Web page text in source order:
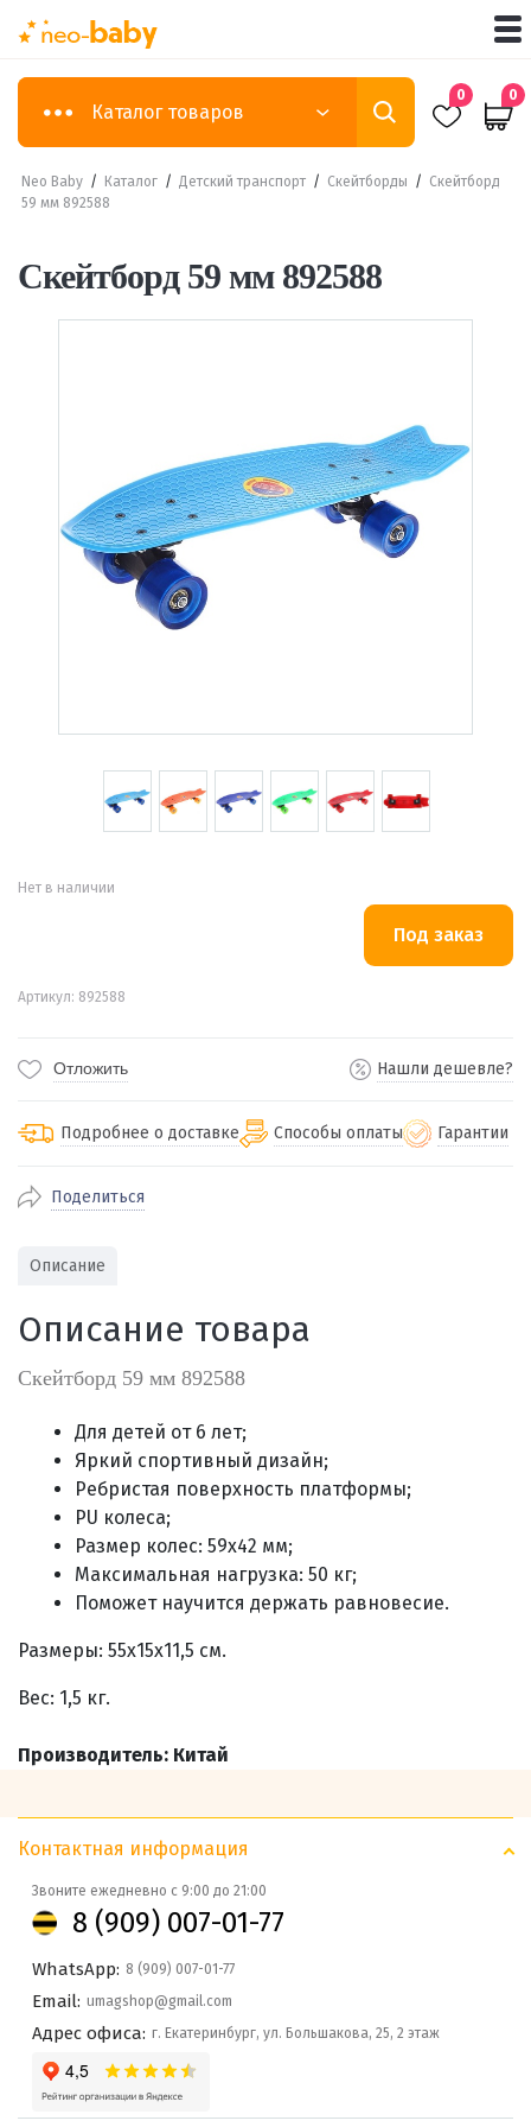
Каталог товаров
0 0
Neo Baby / Каталог / Детский транспорт / Скейтборды / Скейтборд
59 мм 892588
Скейтборд 59 мм 892588
Нет в наличии
Артикул: 892588
Отложить Нашли дешевле?
Подробнее о доставке
По Екатеринбургу бесплатная
Отправляем во все регионы России
службами Пэк, Кит, Луч, Сдэк, Озон
доставка, Почта РФ или любой другой
Способы оплаты
Через СБП при получении (для
Екатеринбурга и близлежащих
городов)
Оплата по счету для юридических лиц
Гарантии
Поделиться
Описание
Описание товара
Скейтборд 59 мм 892588
Для детей от 6 лет;
Яркий спортивный дизайн;
Ребристая поверхность платформы;
PU колеса;
Размер колес: 59х42 мм;
Максимальная нагрузка: 50 кг;
Поможет научится держать равновесие.
Размеры: 55х15х11,5 см.
Вес: 1,5 кг.
Производитель: Китай
Контактная информация
Звоните ежедневно с 9:00 до 21:00
8 (909) 007-01-77
WhatsApp: 8 (909) 007-01-77
Email: umagshop@gmail.com
Адрес офиса: г. Екатеринбург, ул. Большакова, 25, 2 этаж